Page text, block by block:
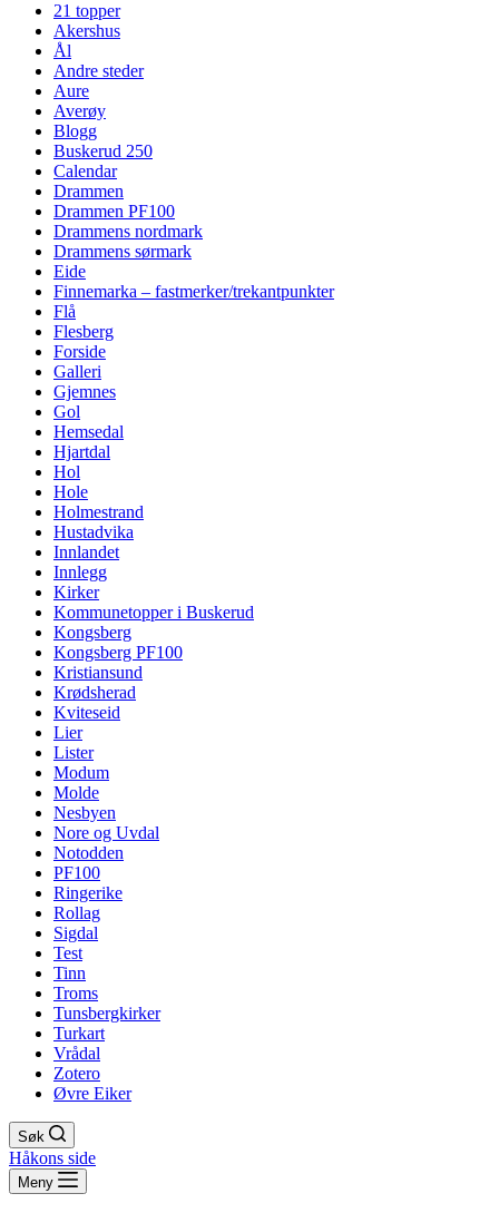
21 topper
Akershus
Ål
Andre steder
Aure
Averøy
Blogg
Buskerud 250
Calendar
Drammen
Drammen PF100
Drammens nordmark
Drammens sørmark
Eide
Finnemarka – fastmerker/trekantpunkter
Flå
Flesberg
Forside
Galleri
Gjemnes
Gol
Hemsedal
Hjartdal
Hol
Hole
Holmestrand
Hustadvika
Innlandet
Innlegg
Kirker
Kommunetopper i Buskerud
Kongsberg
Kongsberg PF100
Kristiansund
Krødsherad
Kviteseid
Lier
Lister
Modum
Molde
Nesbyen
Nore og Uvdal
Notodden
PF100
Ringerike
Rollag
Sigdal
Test
Tinn
Troms
Tunsbergkirker
Turkart
Vrådal
Zotero
Øvre Eiker
Søk
Håkons side
Meny